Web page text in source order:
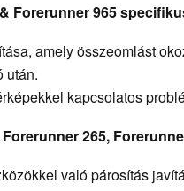
Forerunner 965
amely összeomlást
után.
kapcsolatos
265,
való párosítás